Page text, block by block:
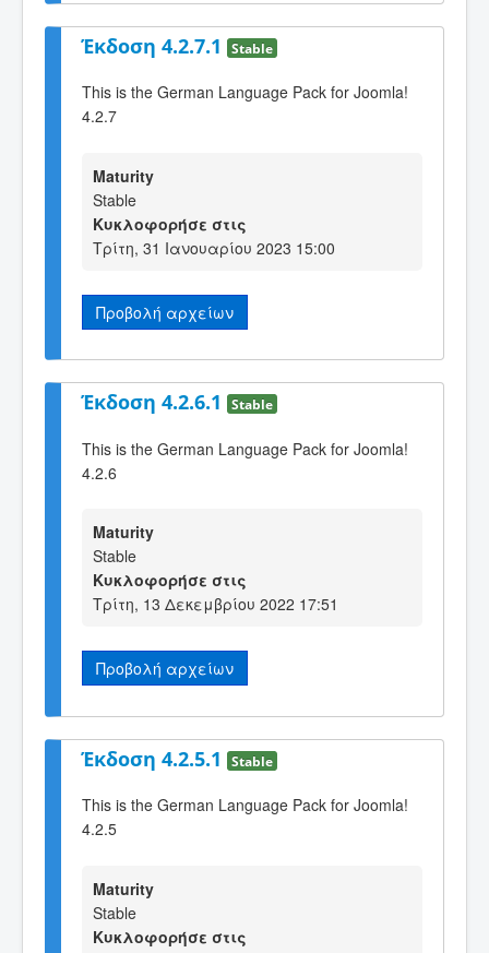
Έκδοση 4.2.7.1 Stable
This is the German Language Pack for Joomla!
4.2.7
Maturity
Stable
Κυκλοφορήσε στις
Τρίτη, 31 Ιανουαρίου 2023 15:00
Προβολή αρχείων
Έκδοση 4.2.6.1 Stable
This is the German Language Pack for Joomla!
4.2.6
Maturity
Stable
Κυκλοφορήσε στις
Τρίτη, 13 Δεκεμβρίου 2022 17:51
Προβολή αρχείων
Έκδοση 4.2.5.1 Stable
This is the German Language Pack for Joomla!
4.2.5
Maturity
Stable
Κυκλοφορήσε στις